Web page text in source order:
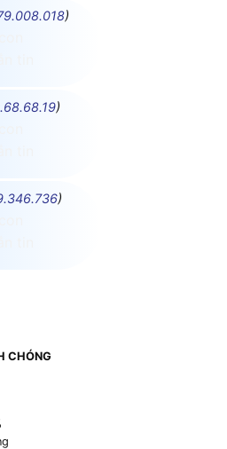
)
)
)
CHÓNG